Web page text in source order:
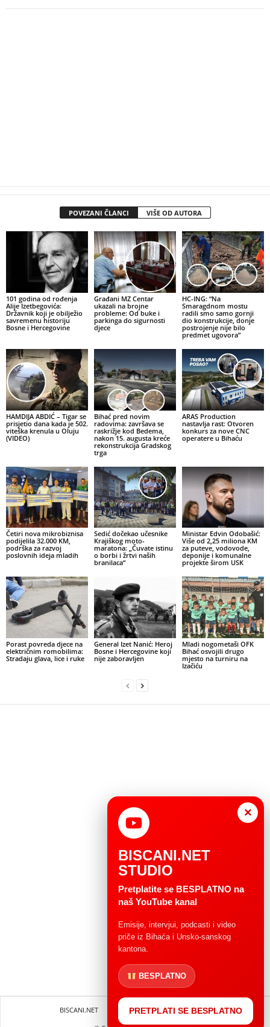
POVEZANI ČLANCI VIŠE OD AUTORA
101 godina od rođenja
Alije Izetbegovića:
Državnik koji je obilježio
savremenu historiju
Bosne i Hercegovine
Građani MZ Centar
ukazali na brojne
probleme: Od buke i
parkinga do sigurnosti
djece
HC-ING: “Na
Smaragdnom mostu
radili smo samo gornji
dio konstrukcije, donje
postrojenje nije bilo
predmet ugovora”
HAMDIJA ABDIĆ – Tigar se
prisjetio dana kada je 502.
viteška krenula u Oluju
(VIDEO)
Bihać pred novim
radovima: završava se
raskrižje kod Bedema,
nakon 15. augusta kreće
rekonstrukcija Gradskog
trga
ARAS Production
nastavlja rast: Otvoren
konkurs za nove CNC
operatere u Bihaću
Četiri nova mikrobiznisa
podijelila 32.000 KM,
podrška za razvoj
poslovnih ideja mladih
Sedić dočekao učesnike
Krajiškog moto-
maratona: „Čuvate istinu
o borbi i žrtvi naših
branilaca“
Ministar Edvin Odobašić:
Više od 2,25 miliona KM
za puteve, vodovode,
deponije i komunalne
projekte širom USK
Porast povreda djece na
električnim romobilima:
Stradaju glava, lice i ruke
General Izet Nanić: Heroj
Bosne i Hercegovine koji
nije zaboravljen
Mladi nogometaši OFK
Bihać osvojili drugo
mjesto na turniru na
Izačiću
BISCANI.NET Impressum
Uvjeti korištenja
×
BISCANI.NET
STUDIO
Pretplatite se BESPLATNO na
naš YouTube kanal
Emisije, intervjui, podcasti i video
priče iz Bihaća i Unsko-sanskog
kantona.
BESPLATNO
PRETPLATI SE BESPLATNO